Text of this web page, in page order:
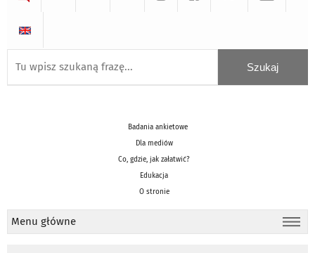
Badania ankietowe
Dla mediów
Co, gdzie, jak załatwić?
Edukacja
O stronie
Menu główne